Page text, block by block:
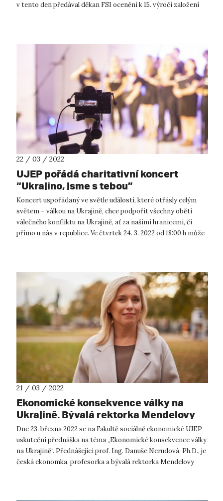
v tento den předával děkan FSI ocenění k 15. výročí založení
22 / 03 / 2022
UJEP pořádá charitativní koncert
“Ukrajino, jsme s tebou”
Koncert uspořádaný ve světle událostí, které otřásly celým
světem – válkou na Ukrajině, chce podpořit všechny oběti
válečného konfliktu na Ukrajině, ať za našimi hranicemi, či
přímo u nás v republice. Ve čtvrtek 24. 3. 2022 od 18:00 h může
21 / 03 / 2022
Ekonomické konsekvence války na
Ukrajině. Bývalá rektorka Mendelovy
univerzity v Brně přednáší na UJEP.
Dne 23. března 2022 se na Fakultě sociálně ekonomické UJEP
uskuteční přednáška na téma „Ekonomické konsekvence války
na Ukrajině“. Přednášející prof. Ing. Danuše Nerudová, Ph.D., je
česká ekonomka, profesorka a bývalá rektorka Mendelovy